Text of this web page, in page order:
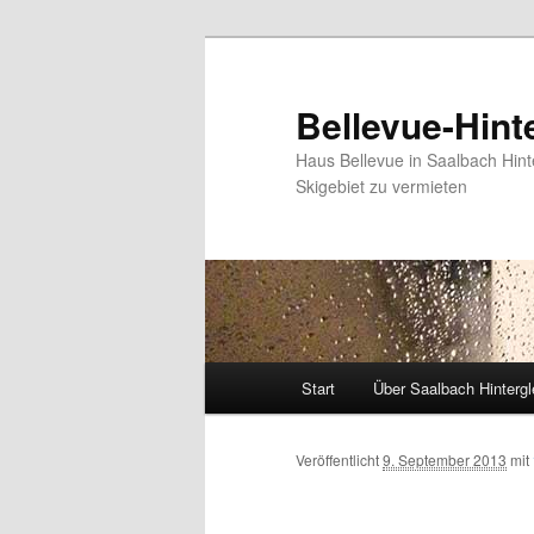
Bellevue-
Haus Bellevue in Saalbach
Skigebiet zu vermieten
Zum
Inhalt
Start Über Saalbach
Veröffentlicht9. September 2013 mit